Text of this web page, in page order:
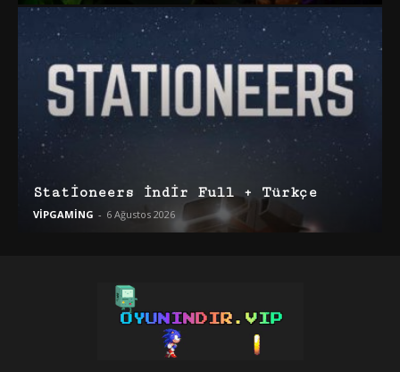
Stationeers İndir Full + Türkçe
VİPGAMİNG - 6 Ağustos 2026